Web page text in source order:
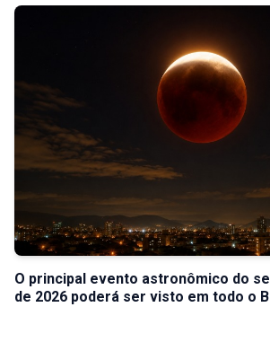
O principal evento astronômico do
de 2026 poderá ser visto em todo o